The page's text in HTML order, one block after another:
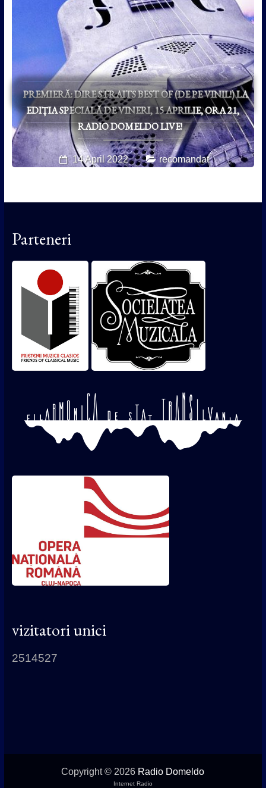
PREMIERĂ: DIRE STRAITS BEST OF (DE PE VINIL!) LA
EDIȚIA SPECIALĂ DE VINERI, 15 APRILIE, ORA 21,
RADIO DOMELDO LIVE!
14 April 2022 recomandat
Parteneri
vizitatori unici
2514527
Copyright © 2026 Radio Domeldo
Internet Radio